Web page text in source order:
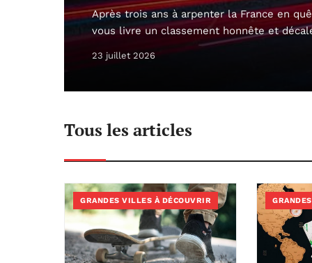
Après trois ans à arpenter la France en
vous livre un classement honnête et
23 juillet 2026
Tous les articles
GRANDES VILLES À DÉCOUVRIR